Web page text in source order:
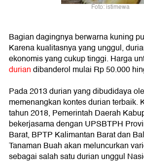
Foto: istimewa
Bagian dagingnya berwarna kuning
Karena kualitasnya yang unggul,
ekonomis yang cukup tinggi. Harga
duriandibanderol mulai Rp 50.000
Pada 2013 durian yang dibudidaya
memenangkan kontes durian terbaik.
tahun 2018, Pemerintah Daerah
bekerjasama dengan UPSBTPH
Barat, BPTP Kalimantan Barat dan
Tanaman Buah akan meluncurkan
sebagai salah satu durian unggul